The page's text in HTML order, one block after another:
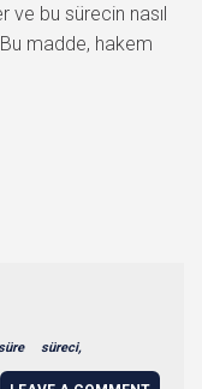
ve bu sürecin nasıl
madde, hakem
süreci,